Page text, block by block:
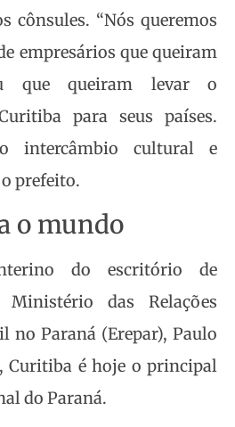
cônsules. “Nós queremos
empresários que queiram
que queiram levar o
para seus países.
intercâmbio cultural e
prefeito.
o mundo
do escritório de
Ministério das Relações
no Paraná (Erepar), Paulo
Curitiba é hoje o principal
do Paraná.